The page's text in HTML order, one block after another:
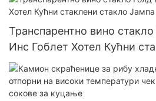
Транспарентно вино
Инс Гоблет Хотел Кућни
Јампа